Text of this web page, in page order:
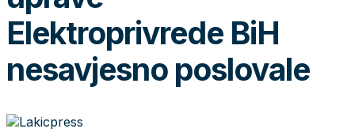
Elektroprivrede BiH
nesavjesno poslovale